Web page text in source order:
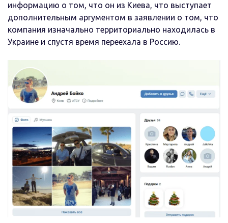
информацию о том, что он из Киева, что выступает
дополнительным аргументом в заявлении о том, что
компания изначально территориально находилась в
Украине и спустя время переехала в Россию.